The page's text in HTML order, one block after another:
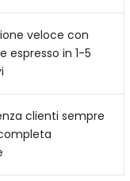
veloce con
espresso in 1-5
clienti sempre